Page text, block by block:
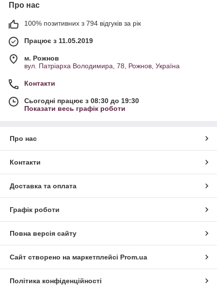
Про нас
100% позитивних з 794 відгуків за рік
Працює з 11.05.2019
м. Рожнов
вул. Патріарха Володимира, 78, Рожнов, Україна
Контакти
Сьогодні працює з 08:30 до 19:30
Показати весь графік роботи
Про нас
Контакти
Доставка та оплата
Графік роботи
Повна версія сайту
Сайт створено на маркетплейсі Prom.ua
Політика конфіденційності